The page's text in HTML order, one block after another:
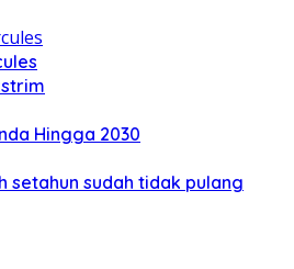
Hingga 2030
setahun sudah tidak pulang